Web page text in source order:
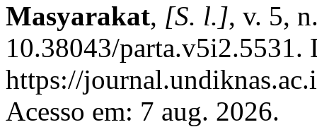
Masyarakat, [S. l.], v. 5,
10.38043/parta.v5i2.5531.
https://
Acesso em: 7 aug. 2026.